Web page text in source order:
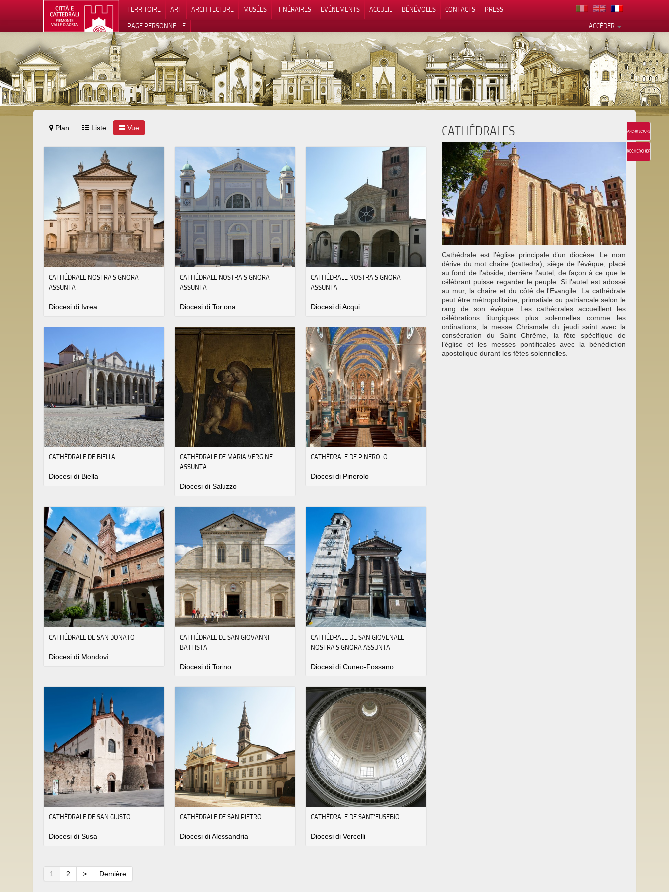
TERRITOIRE ART ARCHITECTURE MUSÉES ITINÉRAIRES EVÉNEMENTS ACCUEIL BÉNÉVOLES CONTACTS
PRESS
ACCÉDER
PAGE PERSONNELLE
Plan Liste Vue
CATHÉDRALE NOSTRA SIGNORA
ASSUNTA
Diocesi di Ivrea
CATHÉDRALE NOSTRA SIGNORA
ASSUNTA
Diocesi di Tortona
CATHÉDRALE NOSTRA SIGNORA
ASSUNTA
Diocesi di Acqui
CATHÉDRALE DE BIELLA
Diocesi di Biella
CATHÉDRALE DE MARIA VERGINE
ASSUNTA
Diocesi di Saluzzo
CATHÉDRALE DE PINEROLO
Diocesi di Pinerolo
CATHÉDRALE DE SAN DONATO
Diocesi di Mondovì
CATHÉDRALE DE SAN GIOVANNI
BATTISTA
Diocesi di Torino
CATHÉDRALE DE SAN GIOVENALE
NOSTRA SIGNORA ASSUNTA
Diocesi di Cuneo-Fossano
CATHÉDRALE DE SAN GIUSTO
Diocesi di Susa
CATHÉDRALE DE SAN PIETRO
Diocesi di Alessandria
CATHÉDRALE DE SANT'EUSEBIO
Diocesi di Vercelli
1 2 > Dernière
CATHÉDRALES
Cathédrale est l’église principale d’un diocèse. Le nom
dérive du mot chaire (cattedra), siège de l’évêque, placé
au fond de l’abside, derrière l’autel, de façon à ce que le
célébrant puisse regarder le peuple. Si l’autel est adossé
au mur, la chaire et du côté de l'Evangile. La cathédrale
peut être métropolitaine, primatiale ou patriarcale selon le
rang de son évêque. Les cathédrales accueillent les
célébrations liturgiques plus solennelles comme les
ordinations, la messe Chrismale du jeudi saint avec la
consécration du Saint Chrême, la fête spécifique de
l’église et les messes pontificales avec la bénédiction
apostolique durant les fêtes solennelles.
Vos choix en matière de confidentialité